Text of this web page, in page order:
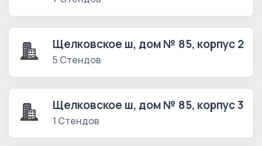
Щелковское ш, дом № 85, корпус 2
5 Стендов
Щелковское ш, дом № 85, корпус 3
1 Стендов